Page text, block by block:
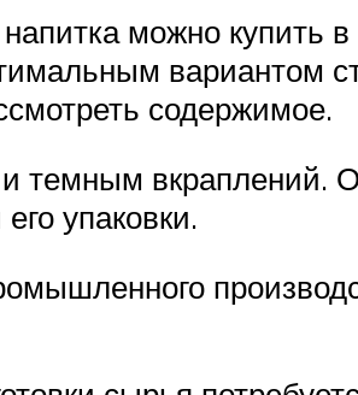
можно купить
вариантом
содержимое.
вкраплений.
упаковки.